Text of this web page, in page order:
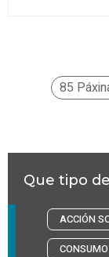
85
Que tipo
ACCIÓN
CONSUMO